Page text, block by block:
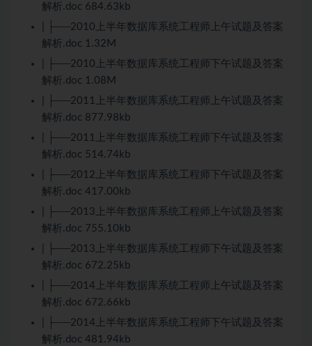
解析.doc 684.63kb
| ├──2010上半年数据库系统工程师上午试题及答案
解析.doc 1.32M
| ├──2010上半年数据库系统工程师下午试题及答案
解析.doc 1.08M
| ├──2011上半年数据库系统工程师上午试题及答案
解析.doc 877.98kb
| ├──2011上半年数据库系统工程师下午试题及答案
解析.doc 514.74kb
| ├──2012上半年数据库系统工程师下午试题及答案
解析.doc 417.00kb
| ├──2013上半年数据库系统工程师上午试题及答案
解析.doc 755.10kb
| ├──2013上半年数据库系统工程师下午试题及答案
解析.doc 672.25kb
| ├──2014上半年数据库系统工程师上午试题及答案
解析.doc 672.66kb
| ├──2014上半年数据库系统工程师下午试题及答案
解析.doc 481.94kb